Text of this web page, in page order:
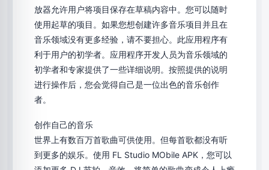
放器允许用户将项目保存在草稿内容中。您可以随时
使用起草的项目。如果您想创建许多音乐项目并且在
音乐领域没有更多经验，请不要担心。此应用程序有
利于用户的初学者。应用程序开发人员为音乐领域的
初学者和专家提供了一些详细说明。按照提供的说明
进行操作后，您会觉得自己是一位出色的音乐创作
者。
创作自己的音乐
世界上有数百万首歌曲可供使用。但每首歌都没有听
到更多的娱乐。使用 FL Studio MObile APK，您可以